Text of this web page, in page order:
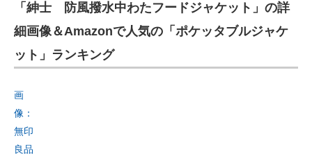
「紳士 防風撥水中わたフードジャケット」の詳
細画像＆Amazonで人気の「ポケッタブルジャケ
ット」ランキング
画
像：
無印
良品